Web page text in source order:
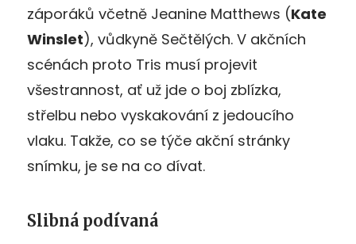
záporáků včetně Jeanine Matthews (Kate
Winslet), vůdkyně Sečtělých. V akčních
scénách proto Tris musí projevit
všestrannost, ať už jde o boj zblízka,
střelbu nebo vyskakování z jedoucího
vlaku. Takže, co se týče akční stránky
snímku, je se na co dívat.
Slibná podívaná